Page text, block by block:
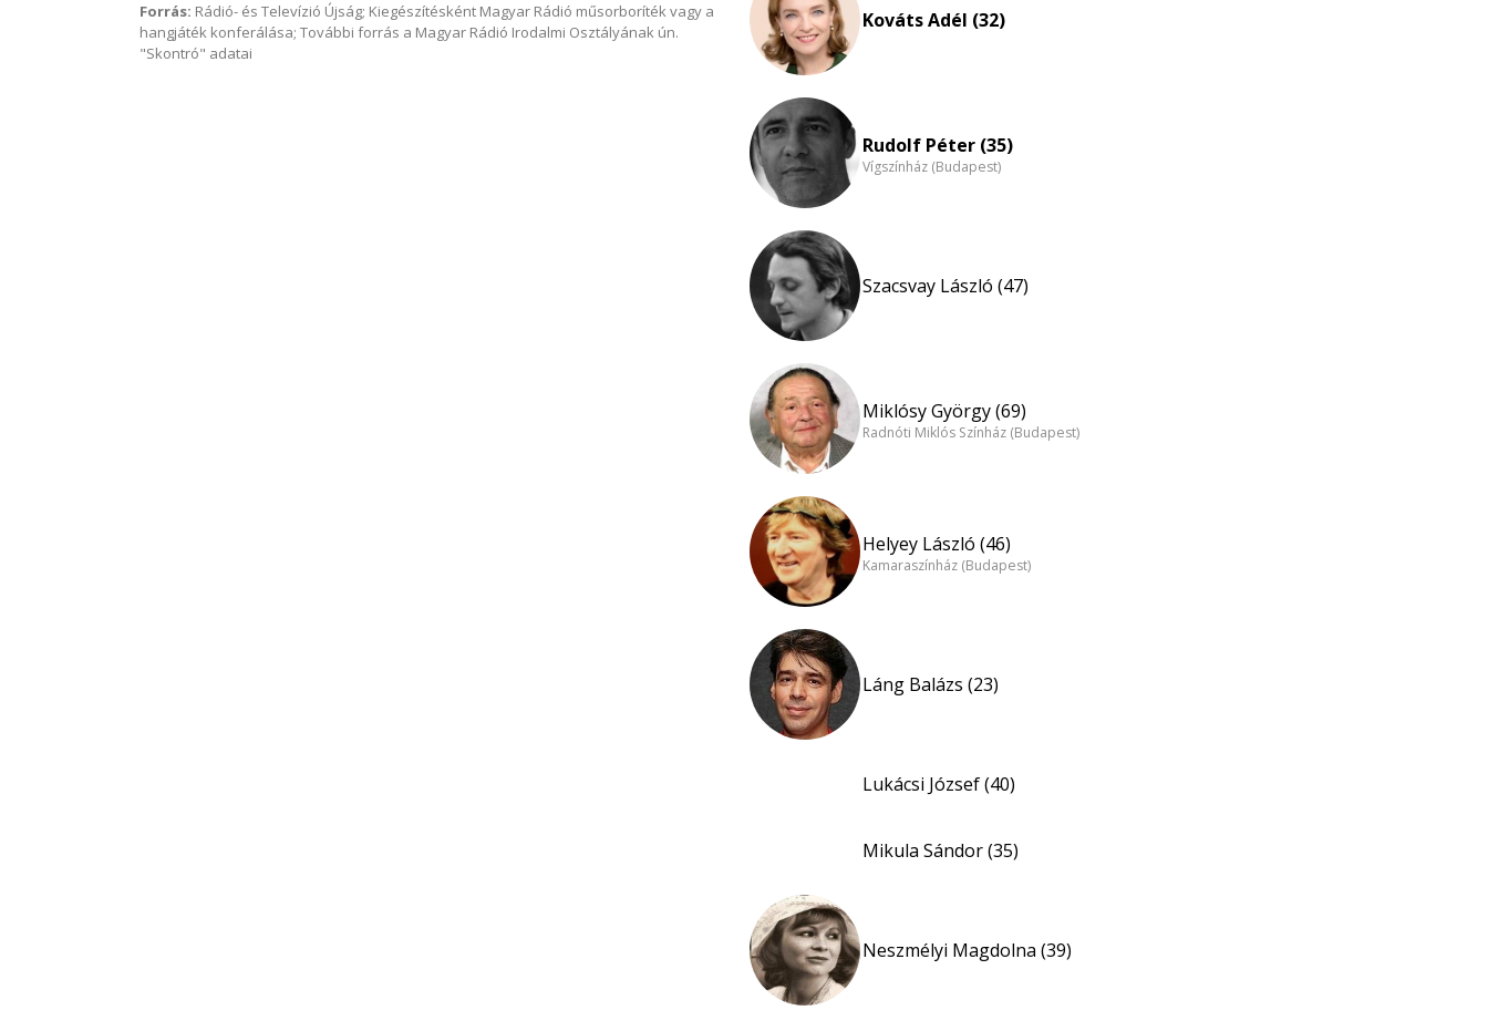
Forrás: Rádió- és Televízió Újság; Kiegészítésként Magyar Rádió műsorboríték vagy a
hangjáték konferálása; További forrás a Magyar Rádió Irodalmi Osztályának ún.
"Skontró" adatai
Kováts Adél (32)
Rudolf Péter (35)
Vígszínház (Budapest)
Szacsvay László (47)
Miklósy György (69)
Radnóti Miklós Színház (Budapest)
Helyey László (46)
Kamaraszínház (Budapest)
Láng Balázs (23)
Lukácsi József (40)
Mikula Sándor (35)
Neszmélyi Magdolna (39)